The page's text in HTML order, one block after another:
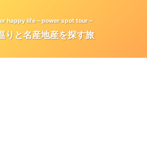
happy life～power spot tour～
りと名産地産を探す旅